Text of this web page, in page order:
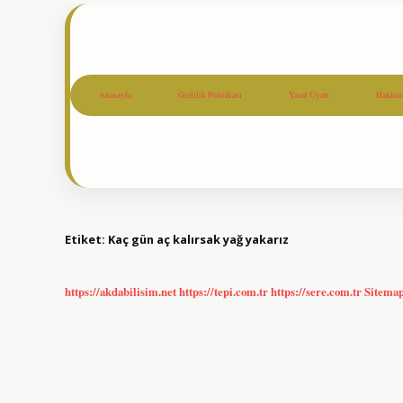
Anasayfa Gizlilik Politikası Yasal Uyarı
Etiket: Kaç gün aç kalırsak yağ yakarız
https://akdabilisim.nethttps://tepi.com.trhttps://sere.com.tr